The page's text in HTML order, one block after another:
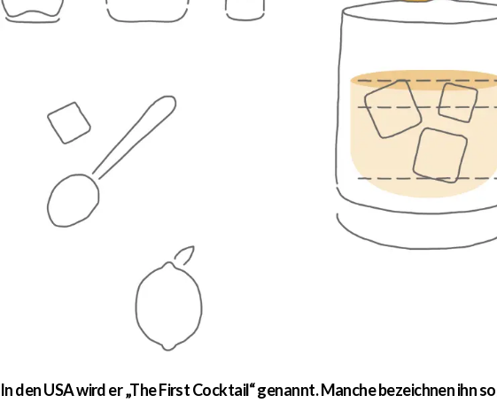
In den USA wird er „The First Cocktail“ genannt. Manche bezeichnen ihn